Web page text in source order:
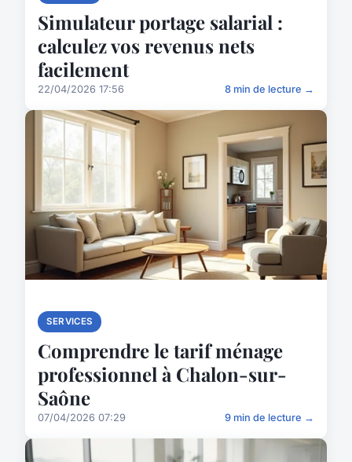
Simulateur portage salarial :
calculez vos revenus nets
facilement
22/04/2026 17:56 8 min de lecture →
SERVICES
Comprendre le tarif ménage
professionnel à Chalon-sur-
Saône
07/04/2026 07:29 9 min de lecture →